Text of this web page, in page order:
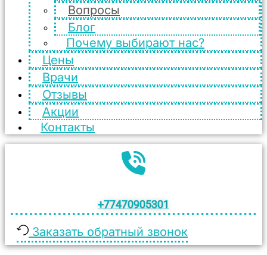
Вопросы
Блог
Почему выбирают нас?
Цены
Врачи
Отзывы
Акции
Контакты
+77470905301
Заказать обратный звонок